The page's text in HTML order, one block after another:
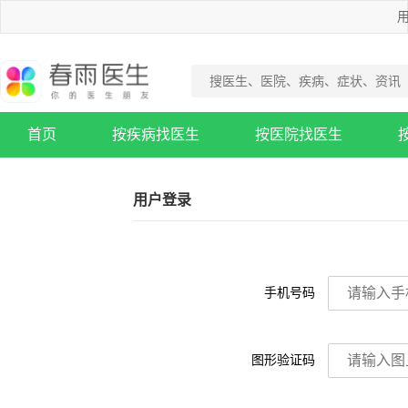
首页 按疾病找医生 按医院找医生
用户登录
手机号码
图形验证码